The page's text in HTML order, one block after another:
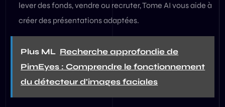
lever des fonds, vendre ou recruter, Tome AI vous aide à
créer des présentations adaptées.
Plus ML Recherche approfondie de
PimEyes : Comprendre le fonctionnement
du détecteur d'images faciales